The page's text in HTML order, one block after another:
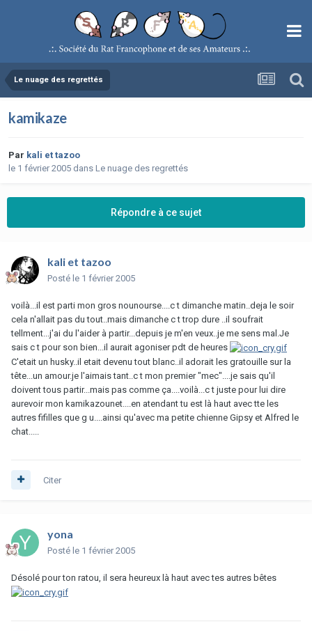
Le nuage des regrettés
kamikaze
Par kali et tazoo
le 1 février 2005 dans Le nuage des regrettés
Répondre à ce sujet
kali et tazoo
Posté le 1 février 2005
voilà...il est parti mon gros nounourse....c t dimanche matin..deja le soir
cela n'allait pas du tout..mais dimanche c t trop dure ..il soufrait
tellment...j'ai du l'aider à partir...depuis je m'en veux..je me sens mal.Je
sais c t pour son bien...il aurait agoniser pdt de heures
C'etait un husky..il etait devenu tout blanc..il adorait les gratouille sur la
tête...un amour.je l'aimais tant..c t mon premier "mec"....je sais qu'il
doivent tous partir...mais pas comme ça....voilà...c t juste pour lui dire
aurevoir mon kamikazounet....en atendant tu est là haut avec tte les
autres fifilles que g u....ainsi qu'avec ma petite chienne Gipsy et Alfred le
chat.....
Citer
yona
Posté le 1 février 2005
Désolé pour ton ratou, il sera heureux là haut avec tes autres bêtes